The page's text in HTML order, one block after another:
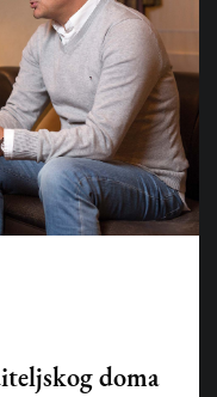
doma